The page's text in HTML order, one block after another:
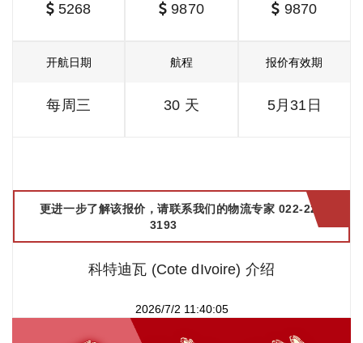
5268 9870 9870
开航日期
每周三
航程
30 天
报价有效期
5月31日
更进一步了解该报价，请联系我们的物流专家 022-2299
3193
科特迪瓦 (Cote dIvoire) 介绍
2026/7/2 11:40:05